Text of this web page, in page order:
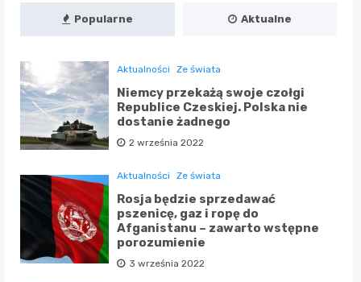
Popularne Aktualne
Aktualności Ze świata
Niemcy przekażą swoje czołgi
Republice Czeskiej. Polska nie
dostanie żadnego
2 września 2022
Aktualności Ze świata
Rosja będzie sprzedawać
pszenicę, gaz i ropę do
Afganistanu – zawarto wstępne
porozumienie
3 września 2022